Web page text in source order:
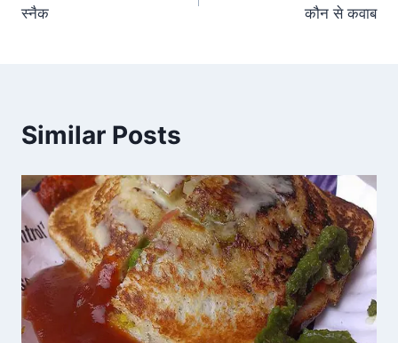
स्नैक
कौन से कवाब
Similar Posts